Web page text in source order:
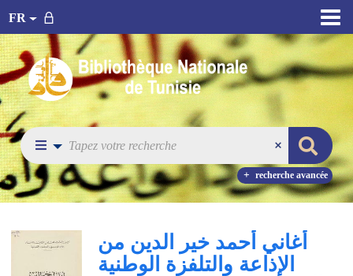
FR
recherche avancée
أغاني أحمد خير الدين من
الإذاعة والتلفزة الوطنية